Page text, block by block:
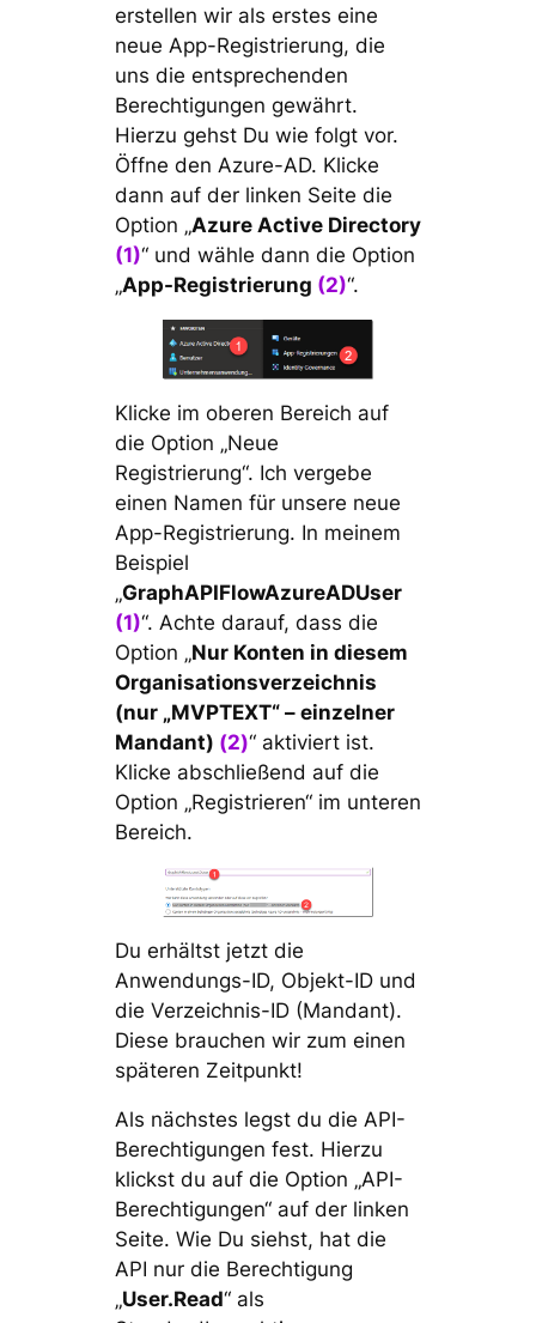
erstellen wir als erstes eine
neue App-Registrierung, die
uns die entsprechenden
Berechtigungen gewährt.
Hierzu gehst Du wie folgt vor.
Öffne den Azure-AD. Klicke
dann auf der linken Seite die
Option „Azure Active Directory
(1)“ und wähle dann die Option
„App-Registrierung (2)“.
Klicke im oberen Bereich auf
die Option „Neue
Registrierung“. Ich vergebe
einen Namen für unsere neue
App-Registrierung. In meinem
Beispiel
„GraphAPIFlowAzureADUser
(1)“. Achte darauf, dass die
Option „Nur Konten in diesem
Organisationsverzeichnis
(nur „MVPTEXT“ – einzelner
Mandant) (2)“ aktiviert ist.
Klicke abschließend auf die
Option „Registrieren“ im unteren
Bereich.
Du erhältst jetzt die
Anwendungs-ID, Objekt-ID und
die Verzeichnis-ID (Mandant).
Diese brauchen wir zum einen
späteren Zeitpunkt!
Als nächstes legst du die API-
Berechtigungen fest. Hierzu
klickst du auf die Option „API-
Berechtigungen“ auf der linken
Seite. Wie Du siehst, hat die
API nur die Berechtigung
„User.Read“ als